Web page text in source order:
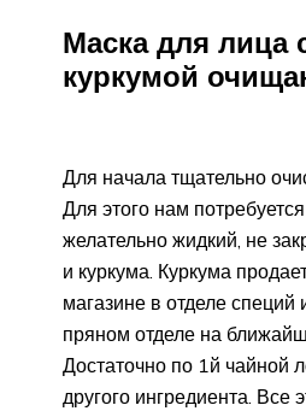
Маска для лица
куркумой
Для начала тщательно
Для этого нам
желательно жидкий, не
и куркума. Куркума
магазине в отделе специй
пряном отделе на
Достаточно по 1й чайной
другого ингредиента. Все